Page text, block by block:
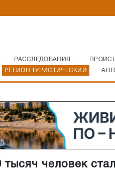
РАССЛЕДОВАНИЯ
РЕГИОН ТУРИСТИЧЕСКИЙ
человек